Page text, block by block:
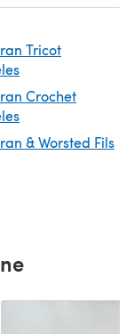
Tricot
Crochet
& Worsted Fils